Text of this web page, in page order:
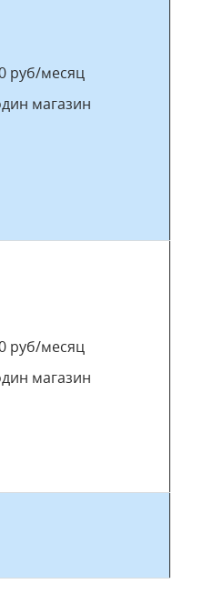
руб/месяц
магазин
руб/месяц
магазин